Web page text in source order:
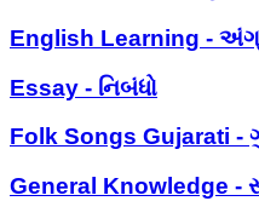
English Learning -
Essay - નિબંધો
Folk Songs Gujarati -
General Knowledge -